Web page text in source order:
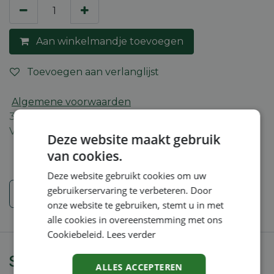
Aan winkelmandje toevoegen
Toevoegen aan verlanglijst
Algemene voorwaarden
30-dagen geld terug garantie
Verzending: 2-5 werkdagen
Veiligheidsinstructies
Specificaties
Deze website maakt gebruik
van cookies.
Deze website gebruikt cookies om uw
gebruikerservaring te verbeteren. Door
onze website te gebruiken, stemt u in met
alle cookies in overeenstemming met ons
Cookiebeleid. Lees verder
ALLES ACCEPTEREN